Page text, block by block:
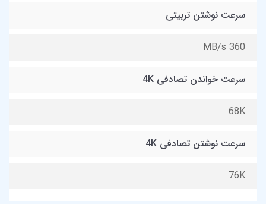
سرعت نوشتن تربیتی
360 MB/s
سرعت خواندن تصادفی 4K
68K
سرعت نوشتن تصادفی 4K
76K